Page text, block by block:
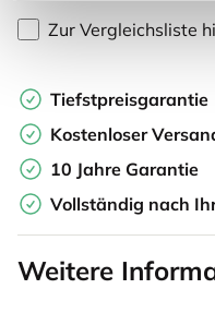
Zur Vergleichsliste
Tiefstpreisgarantie
Kostenloser
10 Jahre Garantie
Vollständig nach
Weitere